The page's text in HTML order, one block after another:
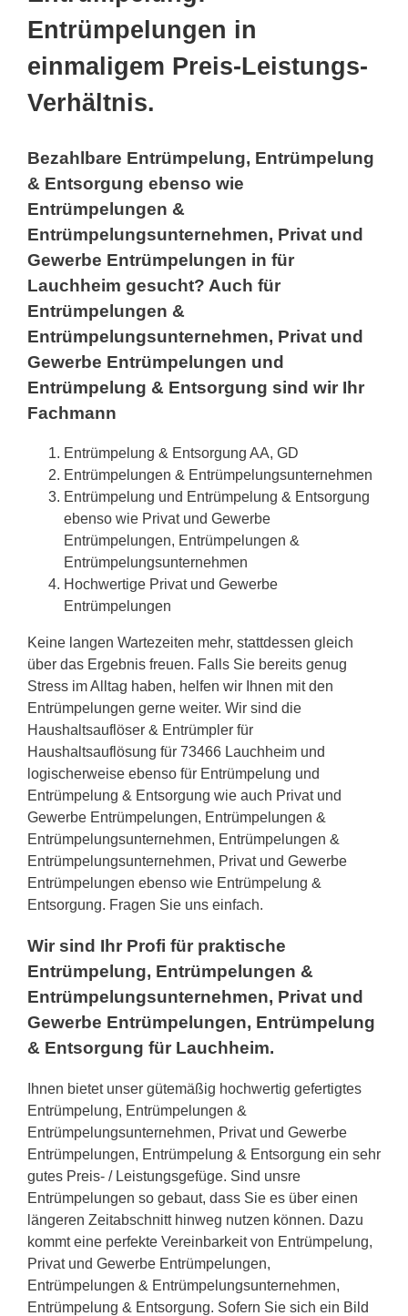
Entrümpelungen in
einmaligem Preis-Leistungs-
Verhältnis.
Bezahlbare Entrümpelung, Entrümpelung
& Entsorgung ebenso wie
Entrümpelungen &
Entrümpelungsunternehmen, Privat und
Gewerbe Entrümpelungen in für
Lauchheim gesucht? Auch für
Entrümpelungen &
Entrümpelungsunternehmen, Privat und
Gewerbe Entrümpelungen und
Entrümpelung & Entsorgung sind wir Ihr
Fachmann
Entrümpelung & Entsorgung AA, GD
Entrümpelungen & Entrümpelungsunternehmen
Entrümpelung und Entrümpelung & Entsorgung
ebenso wie Privat und Gewerbe
Entrümpelungen, Entrümpelungen &
Entrümpelungsunternehmen
Hochwertige Privat und Gewerbe
Entrümpelungen
Keine langen Wartezeiten mehr, stattdessen gleich
über das Ergebnis freuen. Falls Sie bereits genug
Stress im Alltag haben, helfen wir Ihnen mit den
Entrümpelungen gerne weiter. Wir sind die
Haushaltsauflöser & Entrümpler für
Haushaltsauflösung für 73466 Lauchheim und
logischerweise ebenso für Entrümpelung und
Entrümpelung & Entsorgung wie auch Privat und
Gewerbe Entrümpelungen, Entrümpelungen &
Entrümpelungsunternehmen, Entrümpelungen &
Entrümpelungsunternehmen, Privat und Gewerbe
Entrümpelungen ebenso wie Entrümpelung &
Entsorgung. Fragen Sie uns einfach.
Wir sind Ihr Profi für praktische
Entrümpelung, Entrümpelungen &
Entrümpelungsunternehmen, Privat und
Gewerbe Entrümpelungen, Entrümpelung
& Entsorgung für Lauchheim.
Ihnen bietet unser gütemäßig hochwertig gefertigtes
Entrümpelung, Entrümpelungen &
Entrümpelungsunternehmen, Privat und Gewerbe
Entrümpelungen, Entrümpelung & Entsorgung ein sehr
gutes Preis- / Leistungsgefüge. Sind unsre
Entrümpelungen so gebaut, dass Sie es über einen
längeren Zeitabschnitt hinweg nutzen können. Dazu
kommt eine perfekte Vereinbarkeit von Entrümpelung,
Privat und Gewerbe Entrümpelungen,
Entrümpelungen & Entrümpelungsunternehmen,
Entrümpelung & Entsorgung. Sofern Sie sich ein Bild